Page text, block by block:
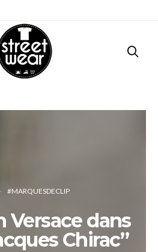
#MARQUESDECLIP
Versace dans
Chirac”